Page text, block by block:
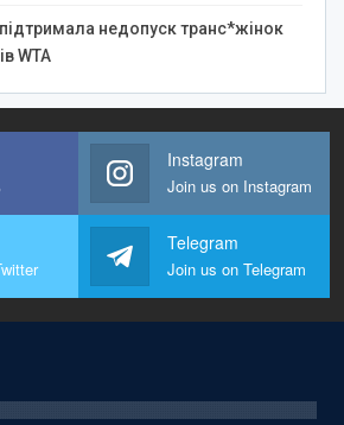
недопуск транс*жінок
WTA
Instagram
Join us on Instagram
Telegram
Join us on Telegram